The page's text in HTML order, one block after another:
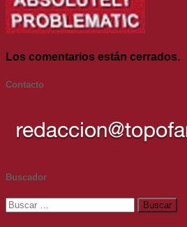
Los comentarios están cerrados.
Contacto
Buscador
Buscar: